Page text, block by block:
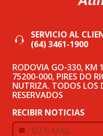
SERVICIO AL
(64) 3461-1900
RODOVIA GO-330, KM
75200-000, PIRES DO
NUTRIZA. TODOS LOS
RESERVADOS
RECIBIR NOTICIAS